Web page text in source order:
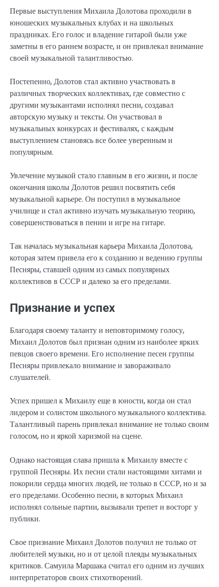
Первые выступления Михаила Долотова проходили в
юношеских музыкальных клубах и на школьных
праздниках. Его голос и владение гитарой были уже
заметны в его раннем возрасте, и он привлекал внимание
своей музыкальной талантливостью.
Постепенно, Долотов стал активно участвовать в
различных творческих коллективах, где совместно с
другими музыкантами исполнял песни, создавал
авторскую музыку и тексты. Он участвовал в
музыкальных конкурсах и фестивалях, с каждым
выступлением становясь все более уверенным и
популярным.
Увлечение музыкой стало главным в его жизни, и после
окончания школы Долотов решил посвятить себя
музыкальной карьере. Он поступил в музыкальное
училище и стал активно изучать музыкальную теорию,
совершенствоваться в пении и игре на гитаре.
Так началась музыкальная карьера Михаила Долотова,
которая затем привела его к созданию и ведению группы
Песняры, ставшей одним из самых популярных
коллективов в СССР и далеко за его пределами.
Признание и успех
Благодаря своему таланту и неповторимому голосу,
Михаил Долотов был признан одним из наиболее ярких
певцов своего времени. Его исполнение песен группы
Песняры привлекало внимание и завораживало
слушателей.
Успех пришел к Михаилу еще в юности, когда он стал
лидером и солистом школьного музыкального коллектива.
Талантливый парень привлекал внимание не только своим
голосом, но и яркой харизмой на сцене.
Однако настоящая слава пришла к Михаилу вместе с
группой Песняры. Их песни стали настоящими хитами и
покорили сердца многих людей, не только в СССР, но и за
его пределами. Особенно песни, в которых Михаил
исполнял сольные партии, вызывали трепет и восторг у
публики.
Свое признание Михаил Долотов получил не только от
любителей музыки, но и от целой плеяды музыкальных
критиков. Самуила Маршака считал его одним из лучших
интерпретаторов своих стихотворений.